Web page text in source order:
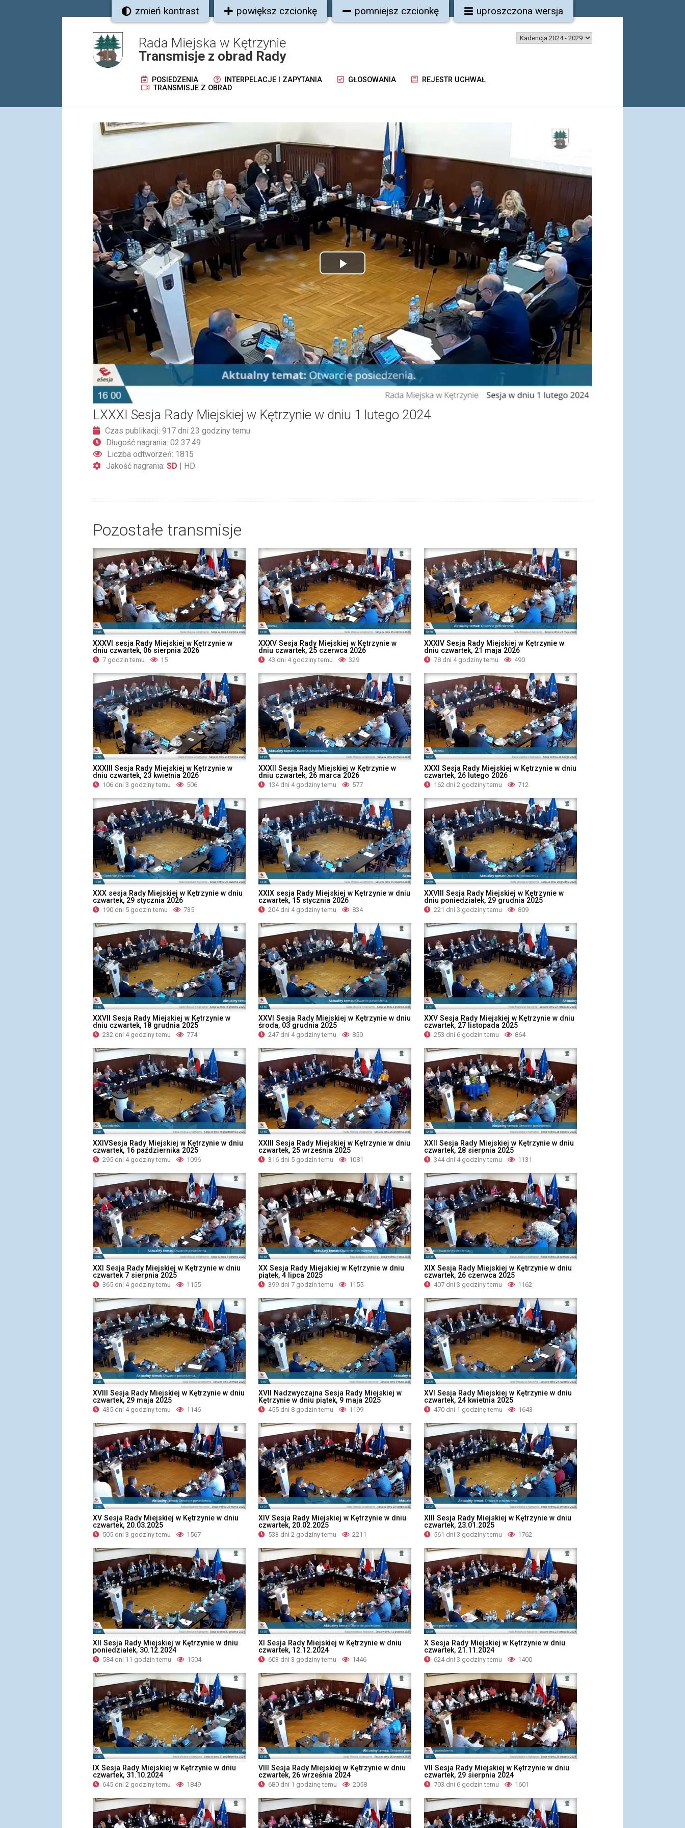
zmień kontrast powiększ czcionkę pomniejsz czcionkę uproszczona wersja
Rada Miejska w Kętrzynie
Transmisje z obrad Rady
POSIEDZENIA INTERPELACJE I ZAPYTANIA GŁOSOWANIA
REJESTR UCHWAŁ
TRANSMISJE Z OBRAD
Play
Video
LXXXI Sesja Rady Miejskiej w Kętrzynie w dniu 1 lutego 2024
Czas publikacji: 917 dni 23 godziny temu
Długość nagrania: 02:37:49
Liczba odtworzeń: 1815
Jakość nagrania: SD HD
Pozostałe transmisje
XXXVI sesja Rady Miejskiej w Kętrzynie w
dniu czwartek, 06 sierpnia 2026
7 godzin temu 15
XXXV Sesja Rady Miejskiej w Kętrzynie w
dniu czwartek, 25 czerwca 2026
43 dni 4 godziny temu 329
XXXIV Sesja Rady Miejskiej w Kętrzynie w
dniu czwartek, 21 maja 2026
78 dni 4 godziny temu 490
XXXIII Sesja Rady Miejskiej w Kętrzynie w
dniu czwartek, 23 kwietnia 2026
106 dni 3 godziny temu 506
XXXII Sesja Rady Miejskiej w Kętrzynie w
dniu czwartek, 26 marca 2026
134 dni 4 godziny temu 577
XXXI Sesja Rady Miejskiej w Kętrzynie w dniu
czwartek, 26 lutego 2026
162 dni 2 godziny temu 712
XXX sesja Rady Miejskiej w Kętrzynie w dniu
czwartek, 29 stycznia 2026
190 dni 5 godzin temu 735
XXIX sesja Rady Miejskiej w Kętrzynie w dniu
czwartek, 15 stycznia 2026
204 dni 4 godziny temu 834
XXVIII Sesja Rady Miejskiej w Kętrzynie w
dniu poniedziałek, 29 grudnia 2025
221 dni 3 godziny temu 809
XXVII Sesja Rady Miejskiej w Kętrzynie w
dniu czwartek, 18 grudnia 2025
232 dni 4 godziny temu 774
XXVI Sesja Rady Miejskiej w Kętrzynie w dniu
środa, 03 grudnia 2025
247 dni 4 godziny temu 850
XXV Sesja Rady Miejskiej w Kętrzynie w dniu
czwartek, 27 listopada 2025
253 dni 6 godzin temu 864
XXIVSesja Rady Miejskiej w Kętrzynie w dniu
czwartek, 16 października 2025
295 dni 4 godziny temu 1096
XXIII Sesja Rady Miejskiej w Kętrzynie w dniu
czwartek, 25 września 2025
316 dni 5 godzin temu 1081
XXII Sesja Rady Miejskiej w Kętrzynie w dniu
czwartek, 28 sierpnia 2025
344 dni 4 godziny temu 1131
XXI Sesja Rady Miejskiej w Kętrzynie w dniu
czwartek 7 sierpnia 2025
365 dni 4 godziny temu 1155
XX Sesja Rady Miejskiej w Kętrzynie w dniu
piątek, 4 lipca 2025
399 dni 7 godzin temu 1155
XIX Sesja Rady Miejskiej w Kętrzynie w dniu
czwartek, 26 czerwca 2025
407 dni 3 godziny temu 1162
XVIII Sesja Rady Miejskiej w Kętrzynie w dniu
czwartek, 29 maja 2025
435 dni 4 godziny temu 1146
XVII Nadzwyczajna Sesja Rady Miejskiej w
Kętrzynie w dniu piątek, 9 maja 2025
455 dni 8 godzin temu 1199
XVI Sesja Rady Miejskiej w Kętrzynie w dniu
czwartek, 24 kwietnia 2025
470 dni 1 godzinę temu 1643
XV Sesja Rady Miejskiej w Kętrzynie w dniu
czwartek, 20.03.2025
505 dni 3 godziny temu 1567
XIV Sesja Rady Miejskiej w Kętrzynie w dniu
czwartek, 20.02.2025
533 dni 2 godziny temu 2211
XIII Sesja Rady Miejskiej w Kętrzynie w dniu
czwartek, 23.01.2025
561 dni 3 godziny temu 1762
XII Sesja Rady Miejskiej w Kętrzynie w dniu
poniedziałek, 30.12.2024
584 dni 11 godzin temu 1504
XI Sesja Rady Miejskiej w Kętrzynie w dniu
czwartek, 12.12.2024
603 dni 3 godziny temu 1446
X Sesja Rady Miejskiej w Kętrzynie w dniu
czwartek, 21.11.2024
624 dni 3 godziny temu 1400
IX Sesja Rady Miejskiej w Kętrzynie w dniu
czwartek, 31.10.2024
645 dni 2 godziny temu 1849
VIII Sesja Rady Miejskiej w Kętrzynie w dniu
czwartek, 26 września 2024
680 dni 1 godzinę temu 2058
VII Sesja Rady Miejskiej w Kętrzynie w dniu
czwartek, 29 sierpnia 2024
703 dni 6 godzin temu 1601